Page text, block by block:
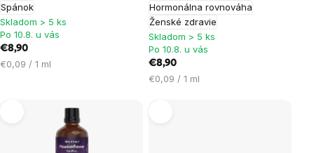
Spánok
Skladom > 5 ks
Po 10.8. u vás
€8,90
Jednotková
€0,09 / 1 ml
Hormonálna rovnováha
Ženské zdravie
Skladom > 5 ks
Po 10.8. u vás
€8,90
Jednotková
€0,09 / 1 ml